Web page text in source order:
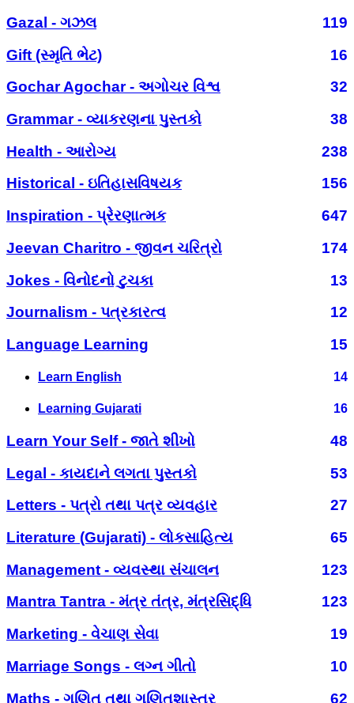
Gazal - ગઝલ
119
Gift (સ્મૃતિ ભેટ)
16
Gochar Agochar - અગોચર વિશ્વ
32
Grammar - વ્યાકરણના પુસ્તકો
38
Health - આરોગ્ય
238
Historical - ઇતિહાસવિષયક
156
Inspiration - પ્રેરણાત્મક
647
Jeevan Charitro - જીવન ચરિત્રો
174
Jokes - વિનોદનો ટુચકા
13
Journalism - પત્રકારત્વ
12
Language Learning
15
Learn English 14
Learning Gujarati 16
Learn Your Self - જાતે શીખો
48
Legal - કાયદાને લગતા પુસ્તકો
53
Letters - પત્રો તથા પત્ર વ્યવહાર
27
Literature (Gujarati) - લોકસાહિત્ય
65
Management - વ્યવસ્થા સંચાલન
123
Mantra Tantra - મંત્ર તંત્ર, મંત્રસિદ્ધિ
123
Marketing - વેચાણ સેવા
19
Marriage Songs - લગ્ન ગીતો
10
Maths - ગણિત તથા ગણિતશાસ્ત્ર
62